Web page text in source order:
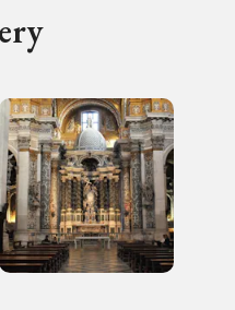
Cuore
in questo